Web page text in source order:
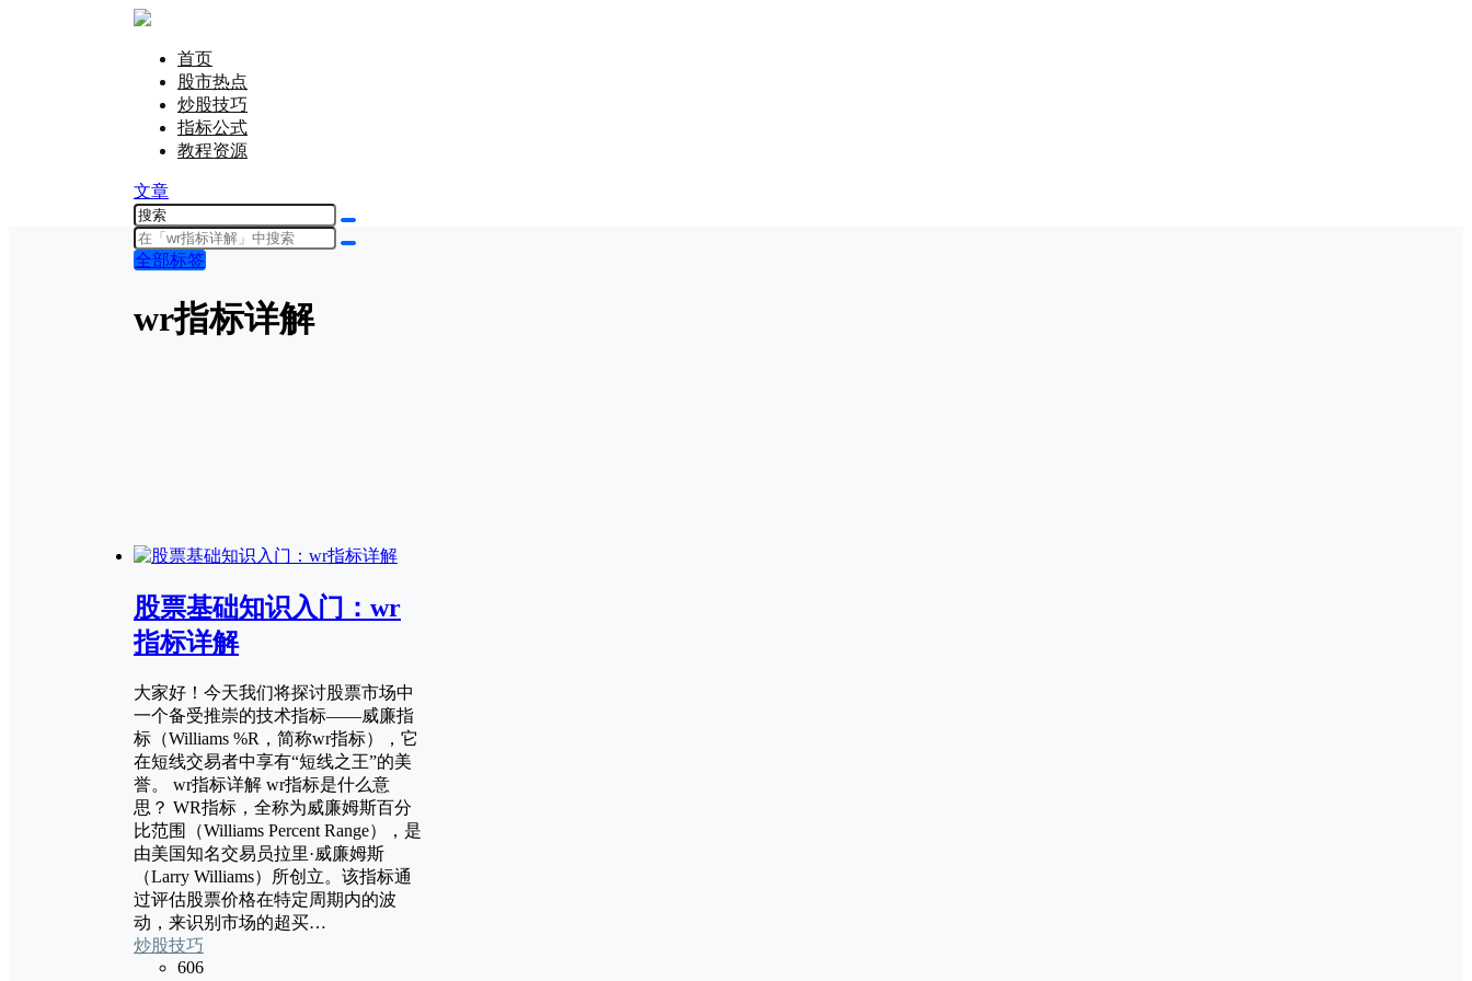
首页
股市热点
炒股技巧
指标公式
教程资源
文章
全部标签
wr指标详解
股票基础知识入门：wr
指标详解
大家好！今天我们将探讨股票市场中
一个备受推崇的技术指标——威廉指
标（Williams %R，简称wr指标），它
在短线交易者中享有“短线之王”的美
誉。 wr指标详解 wr指标是什么意
思？ WR指标，全称为威廉姆斯百分
比范围（Williams Percent Range），是
由美国知名交易员拉里·威廉姆斯
（Larry Williams）所创立。该指标通
过评估股票价格在特定周期内的波
动，来识别市场的超买…
炒股技巧
606